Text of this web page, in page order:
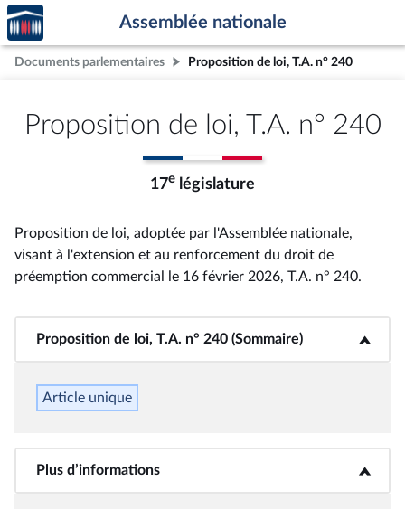
Aller au contenu
Aller en bas de la page
Accèder
à la
page
d'accueil
Assemblée nationale
Documents parlementaires Proposition de loi, T.A. n° 240
Proposition de loi, T.A. n° 240
17e législature
Proposition de loi, adoptée par l'Assemblée nationale,
visant à l'extension et au renforcement du droit de
préemption commercial le 16 février 2026, T.A. n° 240.
Proposition de loi, T.A. n° 240 (Sommaire)
<b>Proposition de loi, T.A. n° 240 (Sommaire)</b>
Article unique
Plus d’informations<b>Plus d’informations</b>